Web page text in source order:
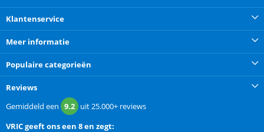
Klantenservice
Meer informatie
Populaire categorieën
Reviews
Gemiddeld een 9.2 uit25.000+ reviews
VRICgeeft ons een 8 en zegt: